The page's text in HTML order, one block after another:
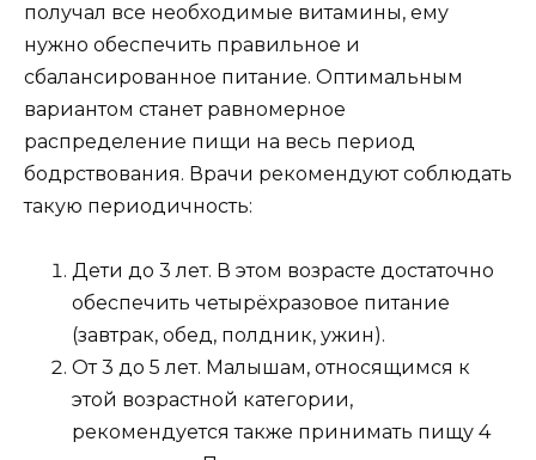
получал все необходимые витамины, ему
нужно обеспечить правильное и
сбалансированное питание. Оптимальным
вариантом станет равномерное
распределение пищи на весь период
бодрствования. Врачи рекомендуют соблюдать
такую периодичность:
Дети до 3 лет. В этом возрасте достаточно
обеспечить четырёхразовое питание
(завтрак, обед, полдник, ужин).
От 3 до 5 лет. Малышам, относящимся к
этой возрастной категории,
рекомендуется также принимать пищу 4